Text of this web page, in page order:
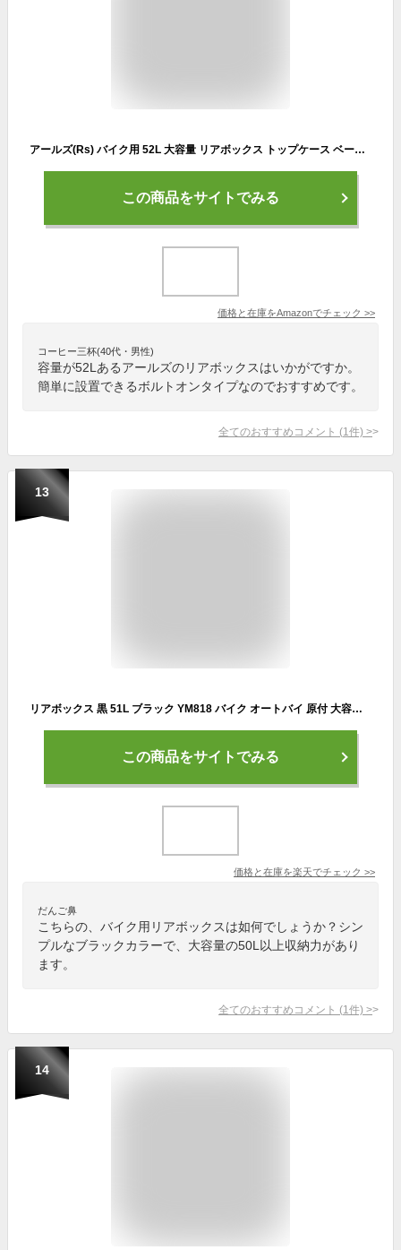
アールズ(Rs) バイク用 52L 大容量 リアボックス トップケース ベース付 無塗装ブラック Eタイプ
この商品をサイトでみる
価格と在庫をAmazonでチェック >>
コーヒー三杯(40代・男性)
容量が52Lあるアールズのリアボックスはいかがですか。
簡単に設置できるボルトオンタイプなのでおすすめです。
全てのおすすめコメント (1 件) >
13
リアボックス 黒 51L ブラック YM818 バイク オートバイ 原付 大容量 通勤 通学 トップケース ツーリングバッグ バックレスト付 背もたれ ボルト固定式 バイクパーツセンター
この商品をサイトでみる
価格と在庫を楽天でチェック >>
だんご鼻
こちらの、バイク用リアボックスは如何でしょうか？シン
プルなブラックカラーで、大容量の50L以上収納力があり
ます。
全てのおすすめコメント (1 件) >
14